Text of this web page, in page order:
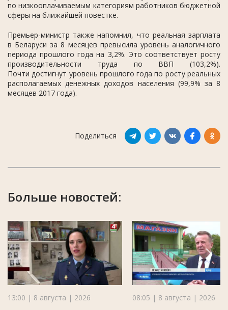
по низкооплачиваемым категориям работников бюджетной
сферы на ближайшей повестке.
Премьер-министр также напомнил, что реальная зарплата
в Беларуси за 8 месяцев превысила уровень аналогичного
периода прошлого года на 3,2%. Это соответствует росту
производительности труда по ВВП (103,2%).
Почти достигнут уровень прошлого года по росту реальных
располагаемых денежных доходов населения (99,9% за 8
месяцев 2017 года).
Поделиться
Больше новостей:
13:00 | 8 августа | 2026 08:05 | 8 августа | 2026